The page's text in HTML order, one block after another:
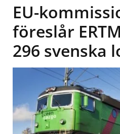
EU-
föreslår
296 svenska